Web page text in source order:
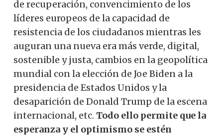
de recuperación, convencimiento de los
líderes europeos de la capacidad de
resistencia de los ciudadanos mientras les
auguran una nueva era más verde, digital,
sostenible y justa, cambios en la geopolítica
mundial con la elección de Joe Biden a la
presidencia de Estados Unidos y la
desaparición de Donald Trump de la escena
internacional, etc. Todo ello permite que la
esperanza y el optimismo se estén